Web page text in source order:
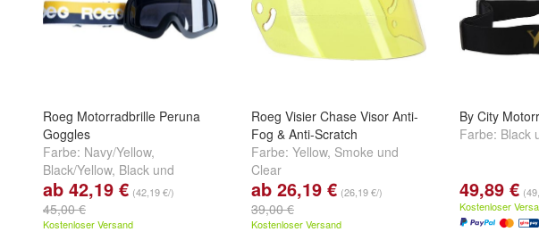
Roeg Motorradbrille Peruna
Goggles
Farbe: Navy/Yellow,
Black/Yellow, Black und
weitere ...
ab 42,19 € (42,19 €/)
45,00 €
Kostenloser Versand
Roeg Visier Chase Visor Anti-
Fog & Anti-Scratch
Farbe: Yellow, Smoke und
Clear
ab 26,19 € (26,19 €/)
39,00 €
Kostenloser Versand
By City
Farbe: Black
49,89 €
Kostenloser